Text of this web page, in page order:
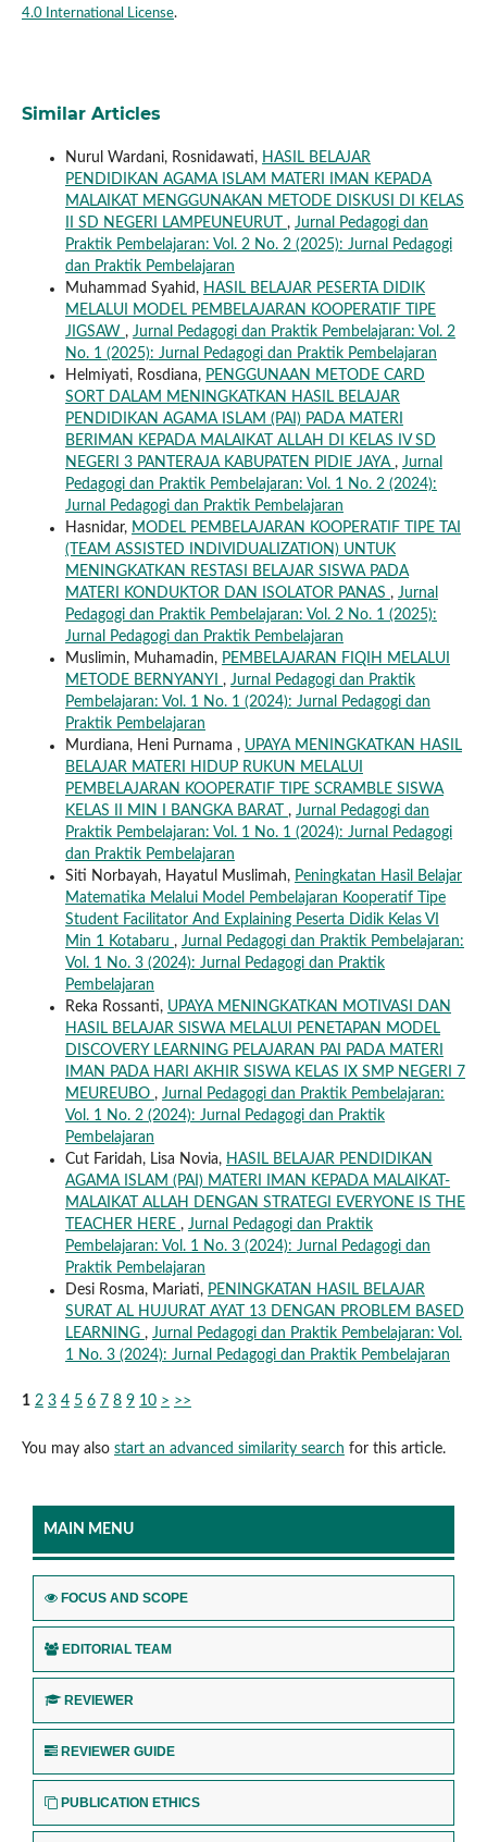
4.0 International License.
Similar Articles
Nurul Wardani, Rosnidawati, HASIL BELAJAR
PENDIDIKAN AGAMA ISLAM MATERI IMAN KEPADA
MALAIKAT MENGGUNAKAN METODE DISKUSI DI KELAS
II SD NEGERI LAMPEUNEURUT , Jurnal Pedagogi dan
Praktik Pembelajaran: Vol. 2 No. 2 (2025): Jurnal Pedagogi
dan Praktik Pembelajaran
Muhammad Syahid, HASIL BELAJAR PESERTA DIDIK
MELALUI MODEL PEMBELAJARAN KOOPERATIF TIPE
JIGSAW , Jurnal Pedagogi dan Praktik Pembelajaran: Vol. 2
No. 1 (2025): Jurnal Pedagogi dan Praktik Pembelajaran
Helmiyati, Rosdiana, PENGGUNAAN METODE CARD
SORT DALAM MENINGKATKAN HASIL BELAJAR
PENDIDIKAN AGAMA ISLAM (PAI) PADA MATERI
BERIMAN KEPADA MALAIKAT ALLAH DI KELAS IV SD
NEGERI 3 PANTERAJA KABUPATEN PIDIE JAYA , Jurnal
Pedagogi dan Praktik Pembelajaran: Vol. 1 No. 2 (2024):
Jurnal Pedagogi dan Praktik Pembelajaran
Hasnidar, MODEL PEMBELAJARAN KOOPERATIF TIPE TAI
(TEAM ASSISTED INDIVIDUALIZATION) UNTUK
MENINGKATKAN RESTASI BELAJAR SISWA PADA
MATERI KONDUKTOR DAN ISOLATOR PANAS , Jurnal
Pedagogi dan Praktik Pembelajaran: Vol. 2 No. 1 (2025):
Jurnal Pedagogi dan Praktik Pembelajaran
Muslimin, Muhamadin, PEMBELAJARAN FIQIH MELALUI
METODE BERNYANYI , Jurnal Pedagogi dan Praktik
Pembelajaran: Vol. 1 No. 1 (2024): Jurnal Pedagogi dan
Praktik Pembelajaran
Murdiana, Heni Purnama , UPAYA MENINGKATKAN HASIL
BELAJAR MATERI HIDUP RUKUN MELALUI
PEMBELAJARAN KOOPERATIF TIPE SCRAMBLE SISWA
KELAS II MIN I BANGKA BARAT , Jurnal Pedagogi dan
Praktik Pembelajaran: Vol. 1 No. 1 (2024): Jurnal Pedagogi
dan Praktik Pembelajaran
Siti Norbayah, Hayatul Muslimah, Peningkatan Hasil Belajar
Matematika Melalui Model Pembelajaran Kooperatif Tipe
Student Facilitator And Explaining Peserta Didik Kelas VI
Min 1 Kotabaru , Jurnal Pedagogi dan Praktik Pembelajaran:
Vol. 1 No. 3 (2024): Jurnal Pedagogi dan Praktik
Pembelajaran
Reka Rossanti, UPAYA MENINGKATKAN MOTIVASI DAN
HASIL BELAJAR SISWA MELALUI PENETAPAN MODEL
DISCOVERY LEARNING PELAJARAN PAI PADA MATERI
IMAN PADA HARI AKHIR SISWA KELAS IX SMP NEGERI 7
MEUREUBO , Jurnal Pedagogi dan Praktik Pembelajaran:
Vol. 1 No. 2 (2024): Jurnal Pedagogi dan Praktik
Pembelajaran
Cut Faridah, Lisa Novia, HASIL BELAJAR PENDIDIKAN
AGAMA ISLAM (PAI) MATERI IMAN KEPADA MALAIKAT-
MALAIKAT ALLAH DENGAN STRATEGI EVERYONE IS THE
TEACHER HERE , Jurnal Pedagogi dan Praktik
Pembelajaran: Vol. 1 No. 3 (2024): Jurnal Pedagogi dan
Praktik Pembelajaran
Desi Rosma, Mariati, PENINGKATAN HASIL BELAJAR
SURAT AL HUJURAT AYAT 13 DENGAN PROBLEM BASED
LEARNING , Jurnal Pedagogi dan Praktik Pembelajaran: Vol.
1 No. 3 (2024): Jurnal Pedagogi dan Praktik Pembelajaran
1 2 3 4 5 6 7 8 9 10 > >>
You may also start an advanced similarity search for this article.
MAIN MENU
FOCUS AND SCOPE
EDITORIAL TEAM
REVIEWER
REVIEWER GUIDE
PUBLICATION ETHICS